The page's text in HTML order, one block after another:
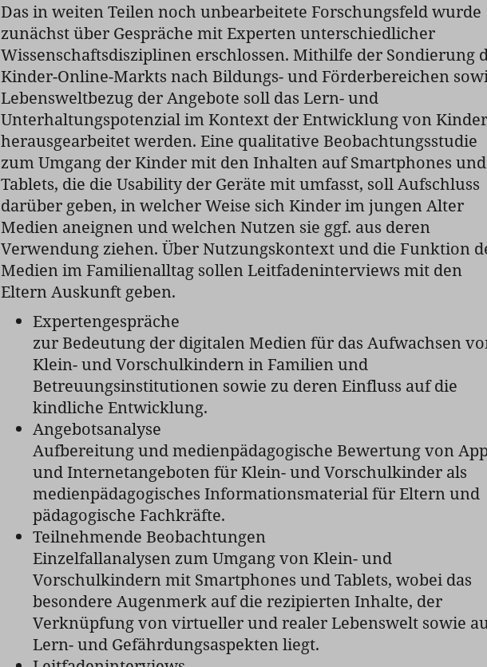
Das in weiten Teilen noch unbearbeitete Forschungsfeld wurde
zunächst über Gespräche mit Experten unterschiedlicher
Wissenschaftsdisziplinen erschlossen. Mithilfe der Sondierung
Kinder-Online-Markts nach Bildungs- und Förderbereichen
Lebensweltbezug der Angebote soll das Lern- und
Unterhaltungspotenzial im Kontext der Entwicklung von
herausgearbeitet werden. Eine qualitative Beobachtungsstudie
zum Umgang der Kinder mit den Inhalten auf Smartphones und
Tablets, die die Usability der Geräte mit umfasst, soll Aufschluss
darüber geben, in welcher Weise sich Kinder im jungen Alter
Medien aneignen und welchen Nutzen sie ggf. aus deren
Verwendung ziehen. Über Nutzungskontext und die Funktion
Medien im Familienalltag sollen Leitfadeninterviews mit den
Eltern Auskunft geben.
Expertengespräche
zur Bedeutung der digitalen Medien für das Aufwachsen
Klein- und Vorschulkindern in Familien und
Betreuungsinstitutionen sowie zu deren Einfluss auf die
kindliche Entwicklung.
Angebotsanalyse
Aufbereitung und medienpädagogische Bewertung von
und Internetangeboten für Klein- und Vorschulkinder als
medienpädagogisches Informationsmaterial für Eltern und
pädagogische Fachkräfte.
Teilnehmende Beobachtungen
Einzelfallanalysen zum Umgang von Klein- und
Vorschulkindern mit Smartphones und Tablets, wobei das
besondere Augenmerk auf die rezipierten Inhalte, der
Verknüpfung von virtueller und realer Lebenswelt sowie
Lern- und Gefährdungsaspekten liegt.